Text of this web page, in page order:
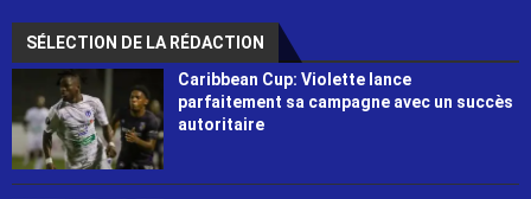
SÉLECTION DE LA RÉDACTION
Caribbean Cup: Violette lance
parfaitement sa campagne avec un succès
autoritaire